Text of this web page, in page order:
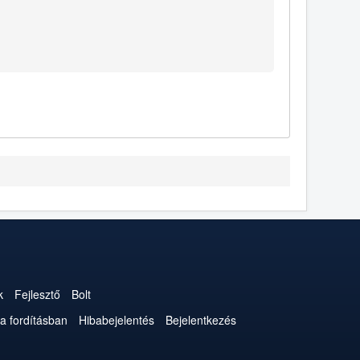
Fejlesztő
Bolt
fordításban Hibabejelentés
Bejelentkezés